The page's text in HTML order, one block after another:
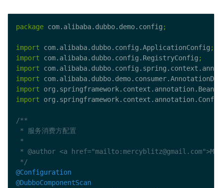
package com.alibaba.dubbo.demo.config ;
import com.alibaba.dubbo.config.ApplicationConfig ;
import com.alibaba.dubbo.config.RegistryConfig ;
import
import
import org.springframework.context.annotation.Bean
import
*/
@Configuration
@DubboComponentScan